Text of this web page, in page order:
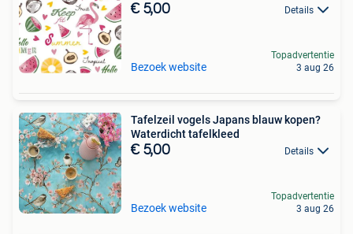
€ 5,00 Details
Bezoek website
Topadvertentie
3 aug 26
Tafelzeil vogels Japans blauw kopen?
Waterdicht tafelkleed
€ 5,00 Details
Bezoek website
Topadvertentie
3 aug 26